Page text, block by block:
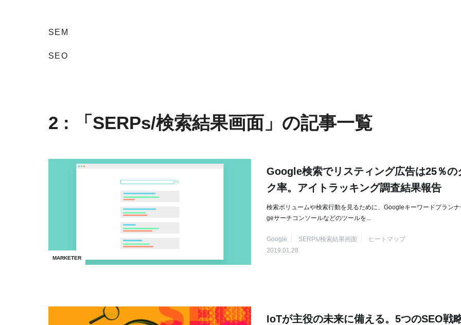
SEM
SEO
2 : 「SERPs/検索結果画面」の記事一覧
MARKETER
Google検索でリスティング広告は25％の
ク率。アイトラッキング調査結果報告
検索ボリュームや検索行動を見るために、Googleキーワードプラン
geサーチコンソールなどのツールを...
Google SERPs/検索結果画面
ヒートマップ
2019.01.28
IoTが主役の未来に備える。5つのSEO戦